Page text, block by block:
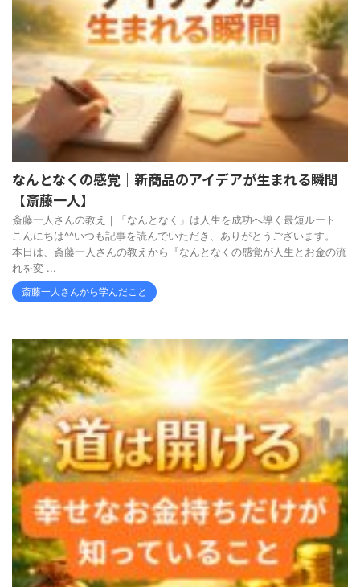
なんとなくの感覚｜新商品のアイデアが生まれる瞬間
【斎藤一人】
斎藤一人さんの教え｜「なんとなく」は人生を成功へ導く最短ルート
こんにちは^^いつも記事を読んでいただき、ありがとうございます。
本日は、斎藤一人さんの教えから『なんとなくの感覚が人生とお金の流
れを変 ...
斎藤一人さんから学んだこと